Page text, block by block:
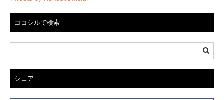
ココシルで検索
シェア